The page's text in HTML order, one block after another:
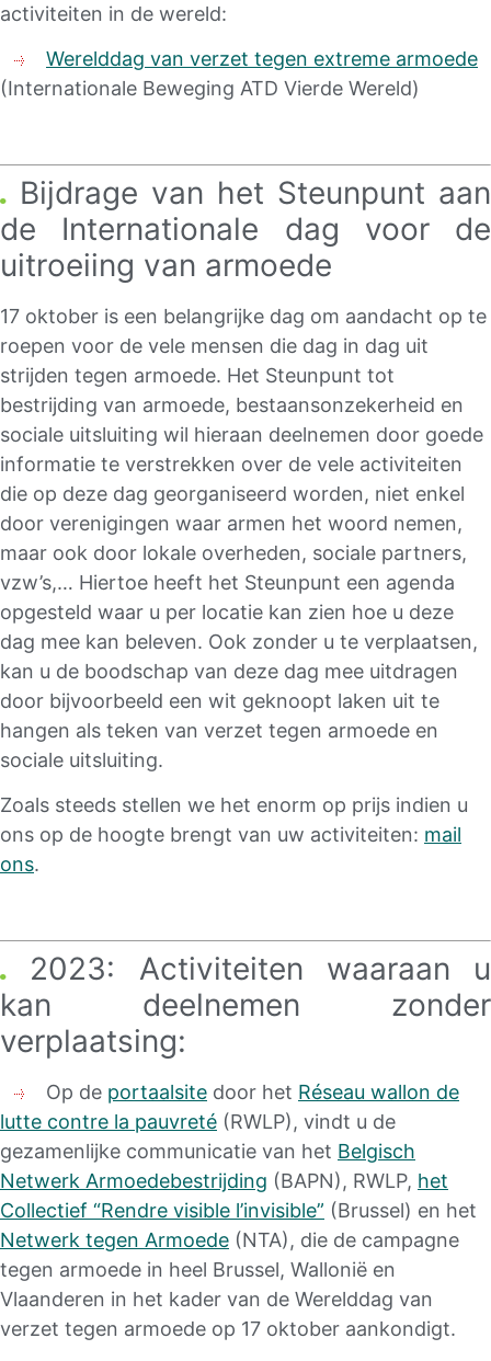
activiteiten in de wereld:
Werelddag van verzet tegen extreme armoede
(Internationale Beweging ATD Vierde Wereld)
Bijdrage van het Steunpunt aan
de Internationale dag voor de
uitroeiing van armoede
17 oktober is een belangrijke dag om aandacht op te
roepen voor de vele mensen die dag in dag uit
strijden tegen armoede. Het Steunpunt tot
bestrijding van armoede, bestaansonzekerheid en
sociale uitsluiting wil hieraan deelnemen door goede
informatie te verstrekken over de vele activiteiten
die op deze dag georganiseerd worden, niet enkel
door verenigingen waar armen het woord nemen,
maar ook door lokale overheden, sociale partners,
vzw’s,… Hiertoe heeft het Steunpunt een agenda
opgesteld waar u per locatie kan zien hoe u deze
dag mee kan beleven. Ook zonder u te verplaatsen,
kan u de boodschap van deze dag mee uitdragen
door bijvoorbeeld een wit geknoopt laken uit te
hangen als teken van verzet tegen armoede en
sociale uitsluiting.
Zoals steeds stellen we het enorm op prijs indien u
ons op de hoogte brengt van uw activiteiten: mail
ons.
2023: Activiteiten waaraan u
kan deelnemen zonder
verplaatsing:
Op de portaalsite door het Réseau wallon de
lutte contre la pauvreté (RWLP), vindt u de
gezamenlijke communicatie van het Belgisch
Netwerk Armoedebestrijding (BAPN), RWLP, het
Collectief “Rendre visible l’invisible” (Brussel) en het
Netwerk tegen Armoede (NTA), die de campagne
tegen armoede in heel Brussel, Wallonië en
Vlaanderen in het kader van de Werelddag van
verzet tegen armoede op 17 oktober aankondigt.